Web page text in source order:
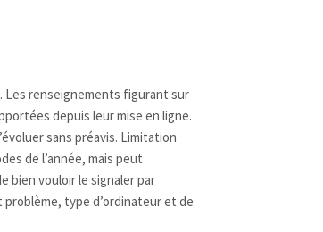
Les renseignements figurant sur
depuis leur mise en ligne.
sans préavis. Limitation
de l’année, mais peut
bien vouloir le signaler par
problème, type d’ordinateur et de